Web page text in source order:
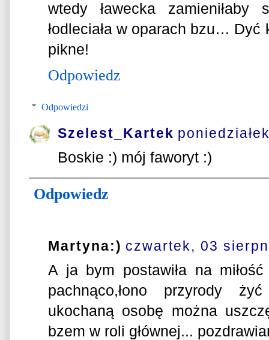
wtedy ławecka
łodleciała w oparach bzu… Dyć
pikne!
Odpowiedz
Odpowiedzi
Szelest_Kartek
Boskie :) mój faworyt :)
Odpowiedz
Martyna:) czwartek, 03
A ja bym postawiła na
pachnąco,łono przyrody
ukochaną osobę można
bzem w roli głównej...